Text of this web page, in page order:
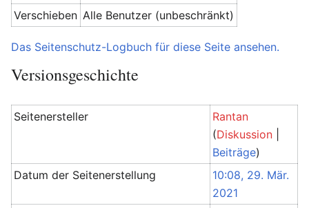
Verschieben Alle Benutzer (unbeschränkt)
Das Seitenschutz-Logbuch für diese Seite ansehen.
Versionsgeschichte
Seitenersteller
Rantan
(Diskussion
Beiträge)
Datum der Seitenerstellung
10:08, 29. Mär.
2021